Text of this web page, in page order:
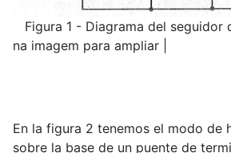
Figura 1 - Diagrama del seguidor
na imagem para ampliar |
En la figura 2 tenemos el modo de
sobre la base de un puente de